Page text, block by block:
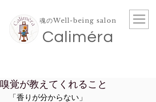
​Caliméra
魂のWell-being salon
嗅覚が教えてくれること
「香りが分からない」